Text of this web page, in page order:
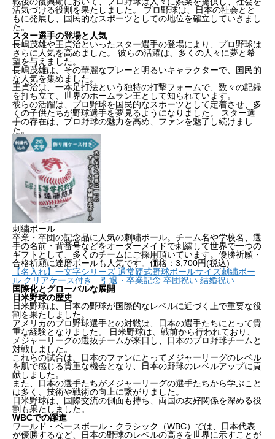
活気づける役割を果たしました。 プロ野球は、日本の社会とと
もに発展し、国民的なスポーツとしての地位を確立していきまし
た。
スター選手の登場と人気
長嶋茂雄や王貞治といったスター選手の登場により、プロ野球は
さらに人気を高めました。 彼らの活躍は、多くの人々に夢と希
望を与えました。
長嶋茂雄は、その華麗なプレーと明るいキャラクターで、国民的
な人気を集めました。
王貞治は、一本足打法という独特の打撃フォームで、数々の記録
を打ち立て、世界のホームラン王として知られています。
彼らの活躍は、プロ野球を国民的なスポーツとして定着させ、多
くの子供たちが野球選手を夢見るようになりました。 スター選
手の存在は、プロ野球の魅力を高め、ファンを魅了し続けまし
た。
刺繍ボール
卒業・卒団の記念品に人気の刺繍ボール。チーム名や学校名、選
手の名前・背番号などをオーダーメイドで刺繍して世界で一つの
ギフトとして、多くのチームにご採用頂いています。優勝祈願・
合格祈願に達磨ボールも人気です。価格：3,700円(税込)
【名入れ】一文字シリーズ 通常硬式野球ボールサイズ刺繍ボー
ル クリアケース付き 引退・卒業記念 卒団祝い 結婚祝い
国際化とグローバルな展開
日米野球の歴史
日米野球は、日本の野球が国際的なレベルに近づく上で重要な役
割を果たしました。
アメリカのプロ野球選手との対戦は、日本の選手たちにとって貴
重な経験となりました。 日米野球は、戦前から行われており、
メジャーリーグの選抜チームが来日し、日本のプロ野球チームと
対戦しました。
これらの試合は、日本のファンにとってメジャーリーグのレベル
を肌で感じる貴重な機会となり、日本の野球のレベルアップに貢
献しました。
また、日本の選手たちがメジャーリーグの選手たちから学ぶこと
は多く、技術や戦術の向上に繋がりました。
日米野球は、国際交流の側面も持ち、両国の友好関係を深める役
割も果たしました。
WBCでの躍進
ワールド・ベースボール・クラシック（WBC）では、日本代表
が優勝するなど、日本の野球のレベルの高さを世界に示すことが
野球のルーツ：アメリカでの誕生
日本への伝来と普及
プロ野球の誕生と発展
国際化とグローバルな展開
まとめ：野球は日本の国民的スポーツ